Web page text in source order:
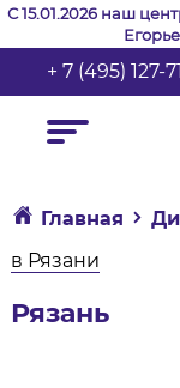
С 15.01.2026 наш
+ 7 (495) 127-
Главная
в Рязани
Рязань